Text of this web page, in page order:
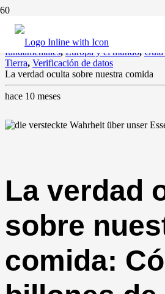
Agricultura,Clima y medio ambiente
fundamentales,Europa y el mundo,
Tierra, Verificación de datos
La verdad oculta sobre nuestra comida
hace 10 meses
La verdad
sobre
comida: